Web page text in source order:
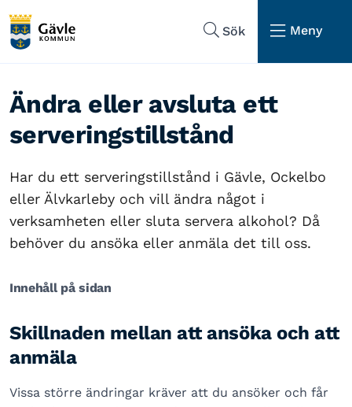
Sök
Meny
Ändra eller avsluta ett
serveringstillstånd
Har du ett serveringstillstånd i Gävle, Ockelbo
eller Älvkarleby och vill ändra något i
verksamheten eller sluta servera alkohol? Då
behöver du ansöka eller anmäla det till oss.
Innehåll på sidan
Skillnaden mellan att ansöka och att
anmäla
Vissa större ändringar kräver att du ansöker och får